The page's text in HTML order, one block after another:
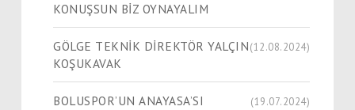
KONUŞSUN BİZ OYNAYALIM
GÖLGE TEKNİK DİREKTÖR YALÇIN
KOŞUKAVAK
(12.08.2024)
BOLUSPOR’UN ANAYASA’SI (19.07.2024)